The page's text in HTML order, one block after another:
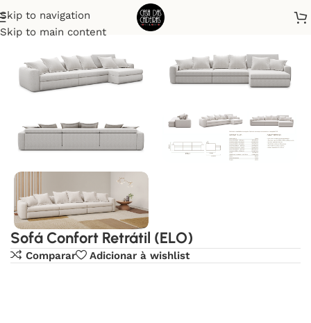
Skip to navigation
Skip to main content
Início Sofá
Sofá Confort Retrátil (ELO)
Comparar Adicionar à wishlist